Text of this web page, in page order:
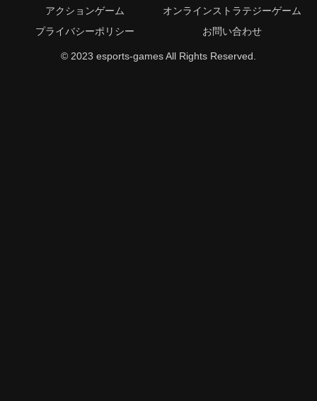
アクションゲーム
オンラインストラテジーゲーム
プライバシーポリシー
お問い合わせ
© 2023 esports-games All Rights Reserved.